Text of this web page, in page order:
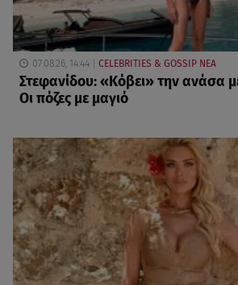
07.08.26, 14:44 CELEBRITIES & GOSSIP ΝΕΑ
Στεφανίδου: «Κόβει» την ανάσα
Οι πόζες με μαγιό